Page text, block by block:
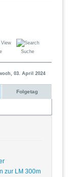
Suche
03. April 2024
Folgetag
zur LM 300m